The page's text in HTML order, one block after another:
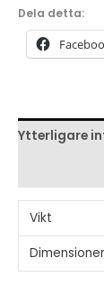
Dela detta:
Ytterligare
Vikt
Dimensioner